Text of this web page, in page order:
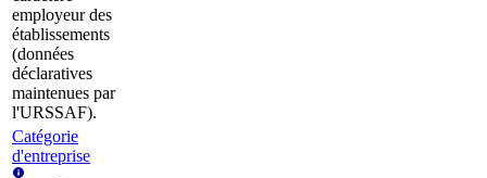
employeur des
établissements
(données
déclaratives
maintenues par
l'URSSAF).
Catégorie
d'entreprise